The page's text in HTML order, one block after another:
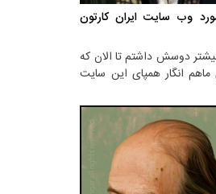
وب سایت ایران کارتون
دوسش داشتم تا الان که
انگار همپای این سایت